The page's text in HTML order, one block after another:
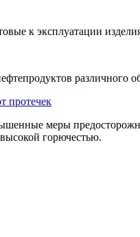
к эксплуатации
различного
протечек
меры
горючестью.